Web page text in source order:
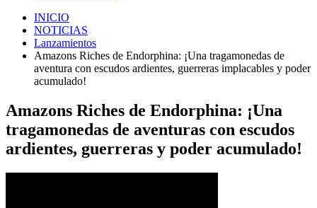
INICIO
NOTICIAS
Lanzamientos
Amazons Riches de Endorphina: ¡Una tragamonedas de
aventura con escudos ardientes, guerreras implacables y poder
acumulado!
Amazons Riches de Endorphina: ¡Una
tragamonedas de aventuras con escudos
ardientes, guerreras y poder acumulado!